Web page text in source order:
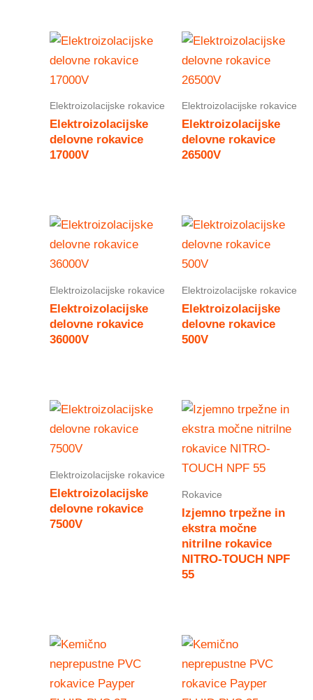
Elektroizolacijske rokavice
Elektroizolacijske
delovne rokavice
17000V
Elektroizolacijske rokavice
Elektroizolacijske
delovne rokavice
26500V
Elektroizolacijske rokavice
Elektroizolacijske
delovne rokavice
36000V
Elektroizolacijske rokavice
Elektroizolacijske
delovne rokavice
500V
Elektroizolacijske rokavice
Elektroizolacijske
delovne rokavice
7500V
Rokavice
Izjemno trpežne in
ekstra močne
nitrilne rokavice
NITRO-TOUCH NPF
55